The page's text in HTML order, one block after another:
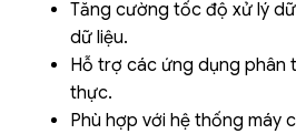
Tăng cường tốc độ xử lý
dữ liệu.
Hỗ trợ các ứng dụng phân
thực.
Phù hợp với hệ thống máy